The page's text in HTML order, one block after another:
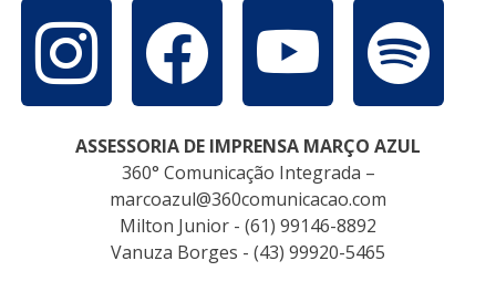
ASSESSORIA DE IMPRENSA MARÇO AZUL
360° Comunicação Integrada –
marcoazul@360comunicacao.com
Milton Junior - (61) 99146-8892
Vanuza Borges - (43) 99920-5465